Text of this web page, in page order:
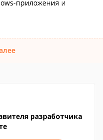
приложения и
разработчика